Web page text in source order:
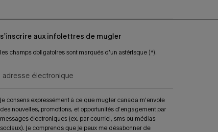
s’inscrire aux infolettres de mugler
les champs obligatoires sont marqués d’un astérisque (*).
adresse électronique
je consens expressément à ce que mugler canada m’envoie
des nouvelles, promotions, et opportunités d’engagement par
messages électroniques (ex. par courriel, sms ou médias
sociaux). je comprends que je peux me désabonner de